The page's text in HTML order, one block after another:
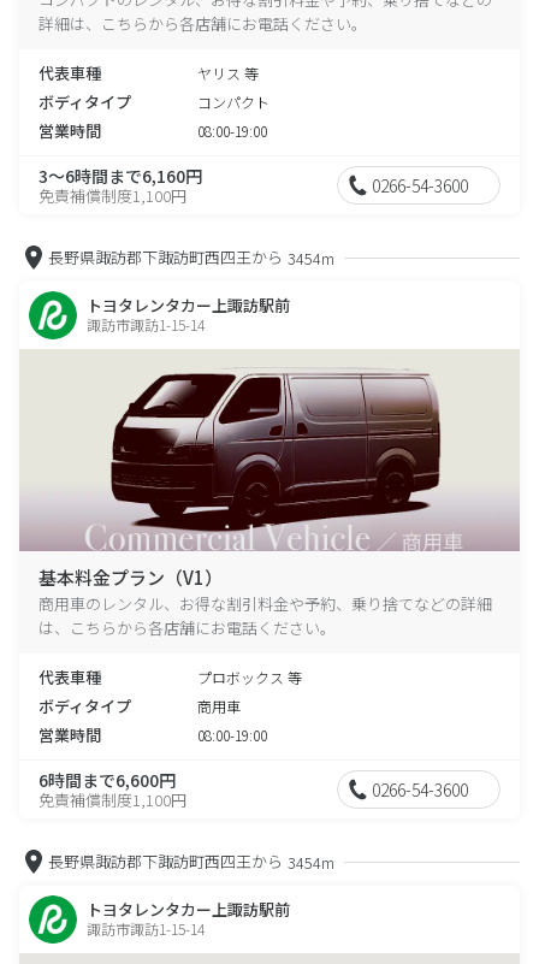
詳細は、こちらから各店舗にお電話ください。
代表車種 ヤリス 等
ボディタイプ コンパクト
営業時間 08:00-19:00
3～6時間まで6,160円
免責補償制度1,100円 0266-54-3600
長野県諏訪郡下諏訪町西四王から 3454m
トヨタレンタカー上諏訪駅前
諏訪市諏訪1-15-14
基本料金プラン（V1）
商用車のレンタル、お得な割引料金や予約、乗り捨てなどの詳細
は、こちらから各店舗にお電話ください。
代表車種 プロボックス 等
ボディタイプ 商用車
営業時間 08:00-19:00
6時間まで6,600円
免責補償制度1,100円 0266-54-3600
長野県諏訪郡下諏訪町西四王から 3454m
トヨタレンタカー上諏訪駅前
諏訪市諏訪1-15-14